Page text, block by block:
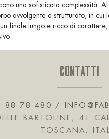
una sofisticata complessità.
avvolgente e strutturato, in
finale lungo e ricco di
CONTATTI
88 78 480 /
BARTOLINE, 41
TOSCANA,